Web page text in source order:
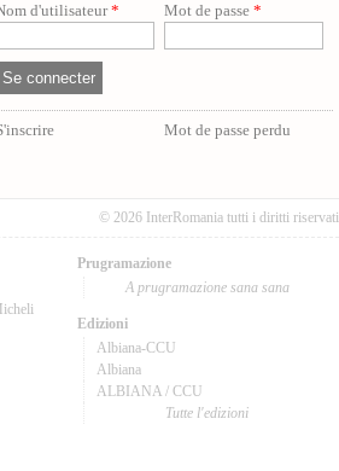
d'utilisateur* Mot de passe *
Mot de passe perdu
© 2026 InterRomania tutti i diritti riservati
Prugramazione
A prugramazione sana sana
Edizioni
Albiana-CCU
Albiana
ALBIANA / CCU
Tutte l'edizioni